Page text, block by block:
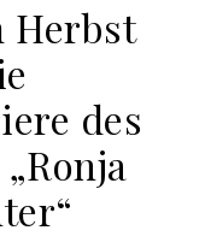
Herbst
des